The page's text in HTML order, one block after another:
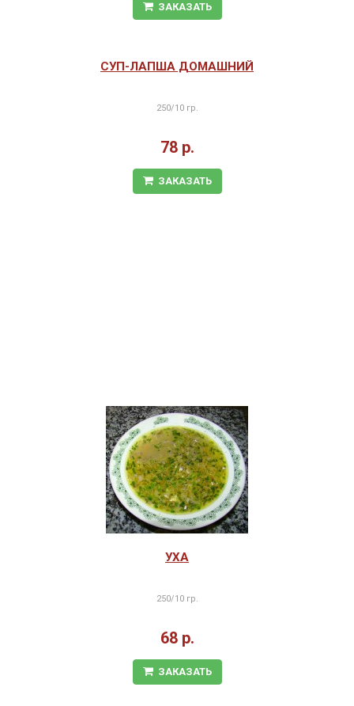
ЗАКАЗАТЬ
СУП-ЛАПША ДОМАШНИЙ
250/10 гр.
78 р.
ЗАКАЗАТЬ
УХА
250/10 гр.
68 р.
ЗАКАЗАТЬ